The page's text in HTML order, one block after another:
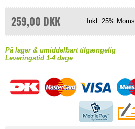
259,00 DKK Inkl. 25% Moms
På lager & umiddelbart tilgængelig
Leveringstid 1-4 dage